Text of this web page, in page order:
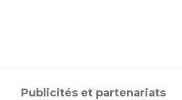
Publicités et partenariats